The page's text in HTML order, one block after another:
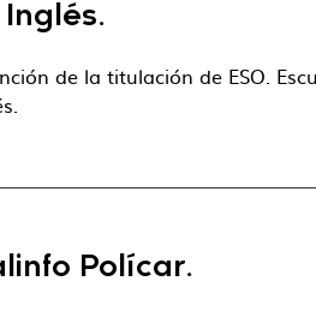
de la titulación de ESO.
Polícar.